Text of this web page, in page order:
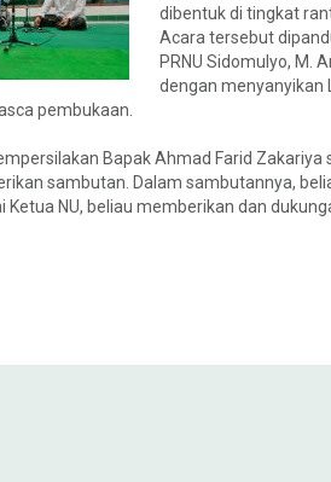
dibentuk di tingkat
Acara tersebut
PRNU Sidomulyo, M.
dengan menyanyikan
pembukaan.
Bapak Ahmad Farid Zakariya
sambutan. Dalam sambutannya,
NU, beliau memberikan dan